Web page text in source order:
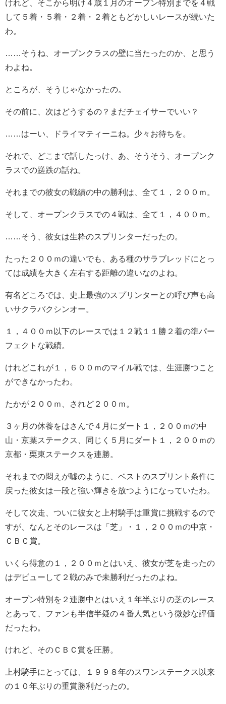
けれど、そこから明け４歳１月のオープン特別までを４戦
して５着・５着・２着・２着ともどかしいレースが続いた
わ。
……そうね、オープンクラスの壁に当たったのか、と思う
わよね。
ところが、そうじゃなかったの。
その前に、次はどうするの？まだチェイサーでいい？
……はーい、ドライマティーニね。少々お待ちを。
それで、どこまで話したっけ、あ、そうそう、オープンク
ラスでの蹉跌の話ね。
それまでの彼女の戦績の中の勝利は、全て１，２００ｍ。
そして、オープンクラスでの４戦は、全て１，４００ｍ。
……そう、彼女は生粋のスプリンターだったの。
たった２００ｍの違いでも、ある種のサラブレッドにとっ
ては成績を大きく左右する距離の違いなのよね。
有名どころでは、史上最強のスプリンターとの呼び声も高
いサクラバクシンオー。
１，４００ｍ以下のレースでは１２戦１１勝２着の準パー
フェクトな戦績。
けれどこれが１，６００ｍのマイル戦では、生涯勝つこと
ができなかったわ。
たかが２００ｍ、されど２００ｍ。
３ヶ月の休養をはさんで４月にダート１，２００ｍの中
山・京葉ステークス、同じく５月にダート１，２００ｍの
京都・栗東ステークスを連勝。
それまでの悶えが嘘のように、ベストのスプリント条件に
戻った彼女は一段と強い輝きを放つようになっていたわ。
そして次走、ついに彼女と上村騎手は重賞に挑戦するので
すが、なんとそのレースは「芝」・１，２００ｍの中京・
ＣＢＣ賞。
いくら得意の１，２００ｍとはいえ、彼女が芝を走ったの
はデビューして２戦のみで未勝利だったのよね。
オープン特別を２連勝中とはいえ１年半ぶりの芝のレース
とあって、ファンも半信半疑の４番人気という微妙な評価
だったわ。
けれど、そのＣＢＣ賞を圧勝。
上村騎手にとっては、１９９８年のスワンステークス以来
の１０年ぶりの重賞勝利だったの。